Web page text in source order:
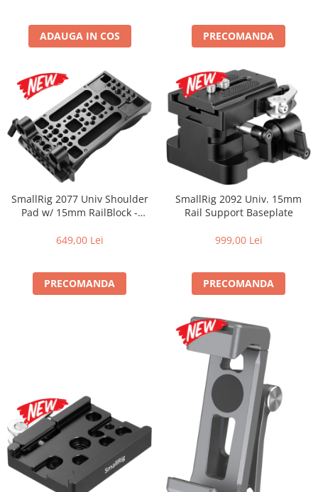
ADAUGA IN COS PRECOMANDA
SmallRig 2077 Univ Shoulder
Pad w/ 15mm RailBlock -
slider video
649,00 Lei
PRECOMANDA
SmallRig 2092 Univ. 15mm
Rail Support Baseplate
999,00 Lei
PRECOMANDA